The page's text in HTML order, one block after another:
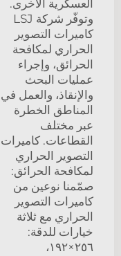
العسكرية الأخرى.
وتوفّر شركة LSJ
كاميرات التصوير
الحراري لمكافحة
الحرائق، وإجراء
عمليات البحث
والإنقاذ، والعمل في
المناطق الخطرة
عبر مختلف
القطاعات. كاميرات
التصوير الحراري
لمكافحة الحرائق:
صمّمنا نوعين من
كاميرات التصوير
الحراري مع ثلاثة
خيارات للدقة:
٢٥٦×١٩٢،